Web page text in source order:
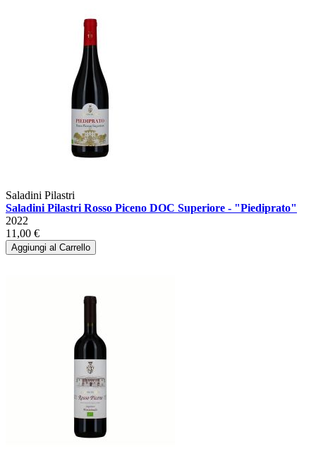
Saladini Pilastri
Saladini Pilastri Rosso Piceno DOC Superiore - "Piediprato"
2022
11,00 €
Aggiungi al Carrello